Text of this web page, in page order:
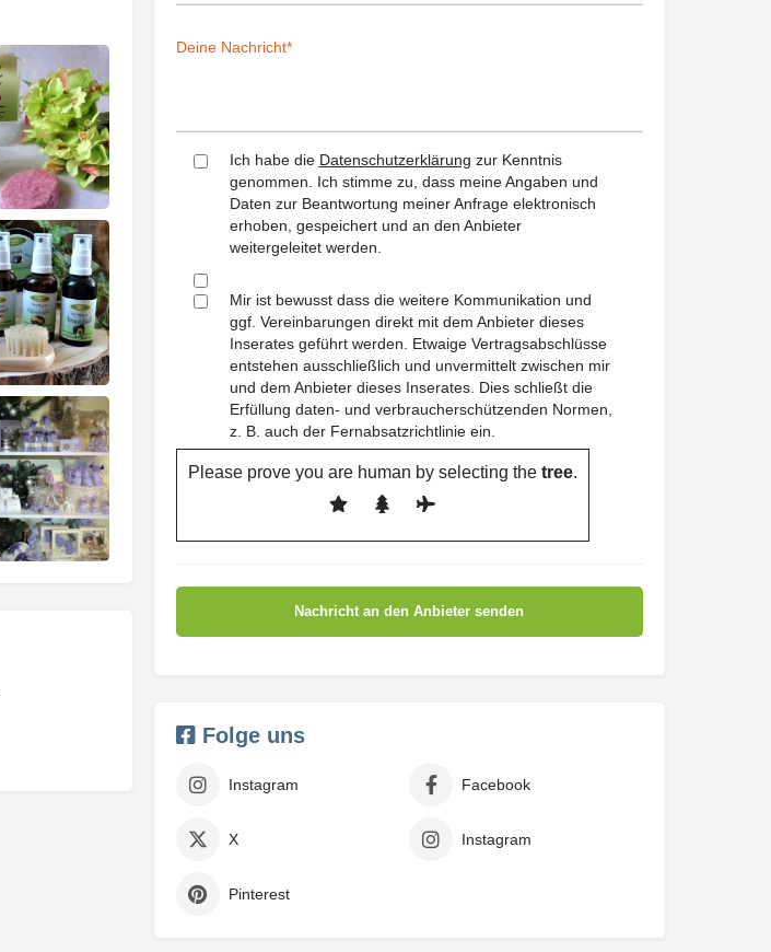
Ich habe die Datenschutzerklärung zur Kenntnis
genommen. Ich stimme zu, dass meine Angaben und
Daten zur Beantwortung meiner Anfrage elektronisch
erhoben, gespeichert und an den Anbieter
weitergeleitet werden.
Mir ist bewusst dass die weitere Kommunikation und
ggf. Vereinbarungen direkt mit dem Anbieter dieses
Inserates geführt werden. Etwaige Vertragsabschlüsse
entstehen ausschließlich und unvermittelt zwischen mir
und dem Anbieter dieses Inserates. Dies schließt die
Erfüllung daten- und verbraucherschützenden Normen,
z. B. auch der Fernabsatzrichtlinie ein.
Please prove you are human by selecting thetree.
Folge uns
Instagram Facebook
X Instagram
Pinterest